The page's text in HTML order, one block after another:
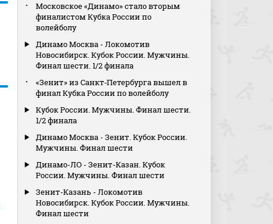
Московское «Динамо» стало вторым
финалистом Кубка России по
волейболу
Динамо Москва - Локомотив
Новосибирск. Кубок России. Мужчины.
Финал шести. 1/2 финала
«Зенит» из Санкт‑Петербурга вышел в
финал Кубка России по волейболу
Кубок России. Мужчины. Финал шести.
1/2 финала
Динамо Москва - Зенит. Кубок России.
Мужчины. Финал шести
Динамо-ЛО - Зенит-Казан. Кубок
России. Мужчины. Финал шести
Зенит-Казань - Локомотив
Новосибирск. Кубок России. Мужчины.
Финал шести